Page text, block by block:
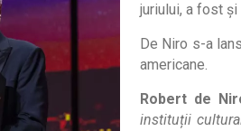
juriului, a fost
De Niro s-a
americane.
Robert de
instituții